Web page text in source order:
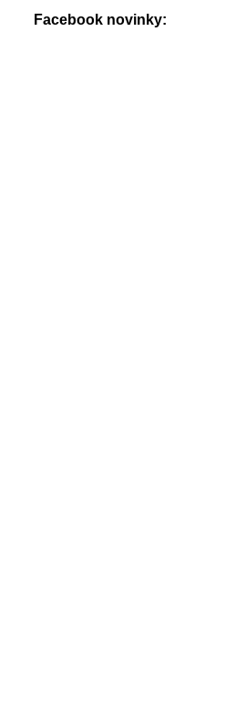
Facebook novinky: